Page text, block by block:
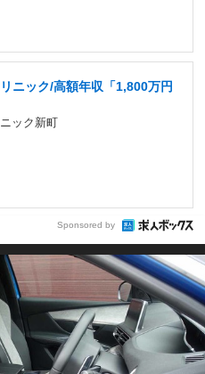
ニック/高額年収「1,800万円
ック新町
Sponsored by